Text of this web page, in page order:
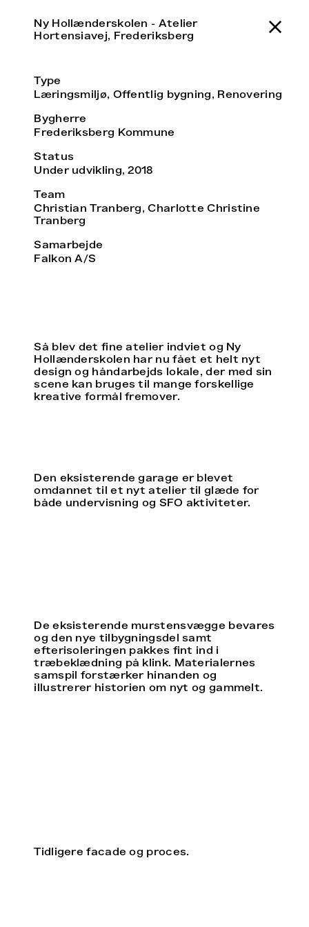
Ny Hollænderskolen - Atelier
Hortensiavej, Frederiksberg
Type
Læringsmiljø, Offentlig bygning, Renovering
Bygherre
Frederiksberg Kommune
Status
Under udvikling, 2018
Team
Christian Tranberg, Charlotte Christine
Tranberg
Samarbejde
Falkon A/S
Så blev det fine atelier indviet og Ny
Hollænderskolen har nu fået et helt nyt
design og håndarbejds lokale, der med sin
scene kan bruges til mange forskellige
kreative formål fremover.
Den eksisterende garage er blevet
omdannet til et nyt atelier til glæde for
både undervisning og SFO aktiviteter.
De eksisterende murstensvægge bevares
og den nye tilbygningsdel samt
efterisoleringen pakkes fint ind i
træbeklædning på klink. Materialernes
samspil forstærker hinanden og
illustrerer historien om nyt og gammelt.
Tidligere facade og proces.